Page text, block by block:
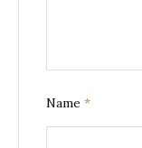
Name *